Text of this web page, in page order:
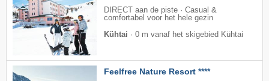
DIRECT aan de piste · Casual &
comfortabel voor het hele gezin
Kühtai · 0 m vanaf het skigebied Kühtai
Feelfree Nature Resort ****